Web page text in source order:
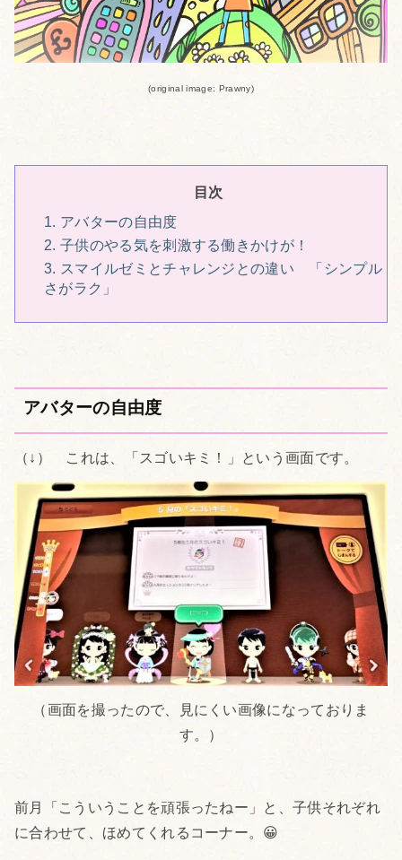
(original image: Prawny)
1. アバターの自由度
2. 子供のやる気を刺激する働きかけが！
3. スマイルゼミとチャレンジとの違い 「シンプル
さがラク」
アバターの自由度
（↓） これは、「スゴいキミ！」という画面です。
（画面を撮ったので、見にくい画像になっておりま
す。）
前月「こういうことを頑張ったねー」と、子供それぞれ
に合わせて、ほめてくれるコーナー。😀